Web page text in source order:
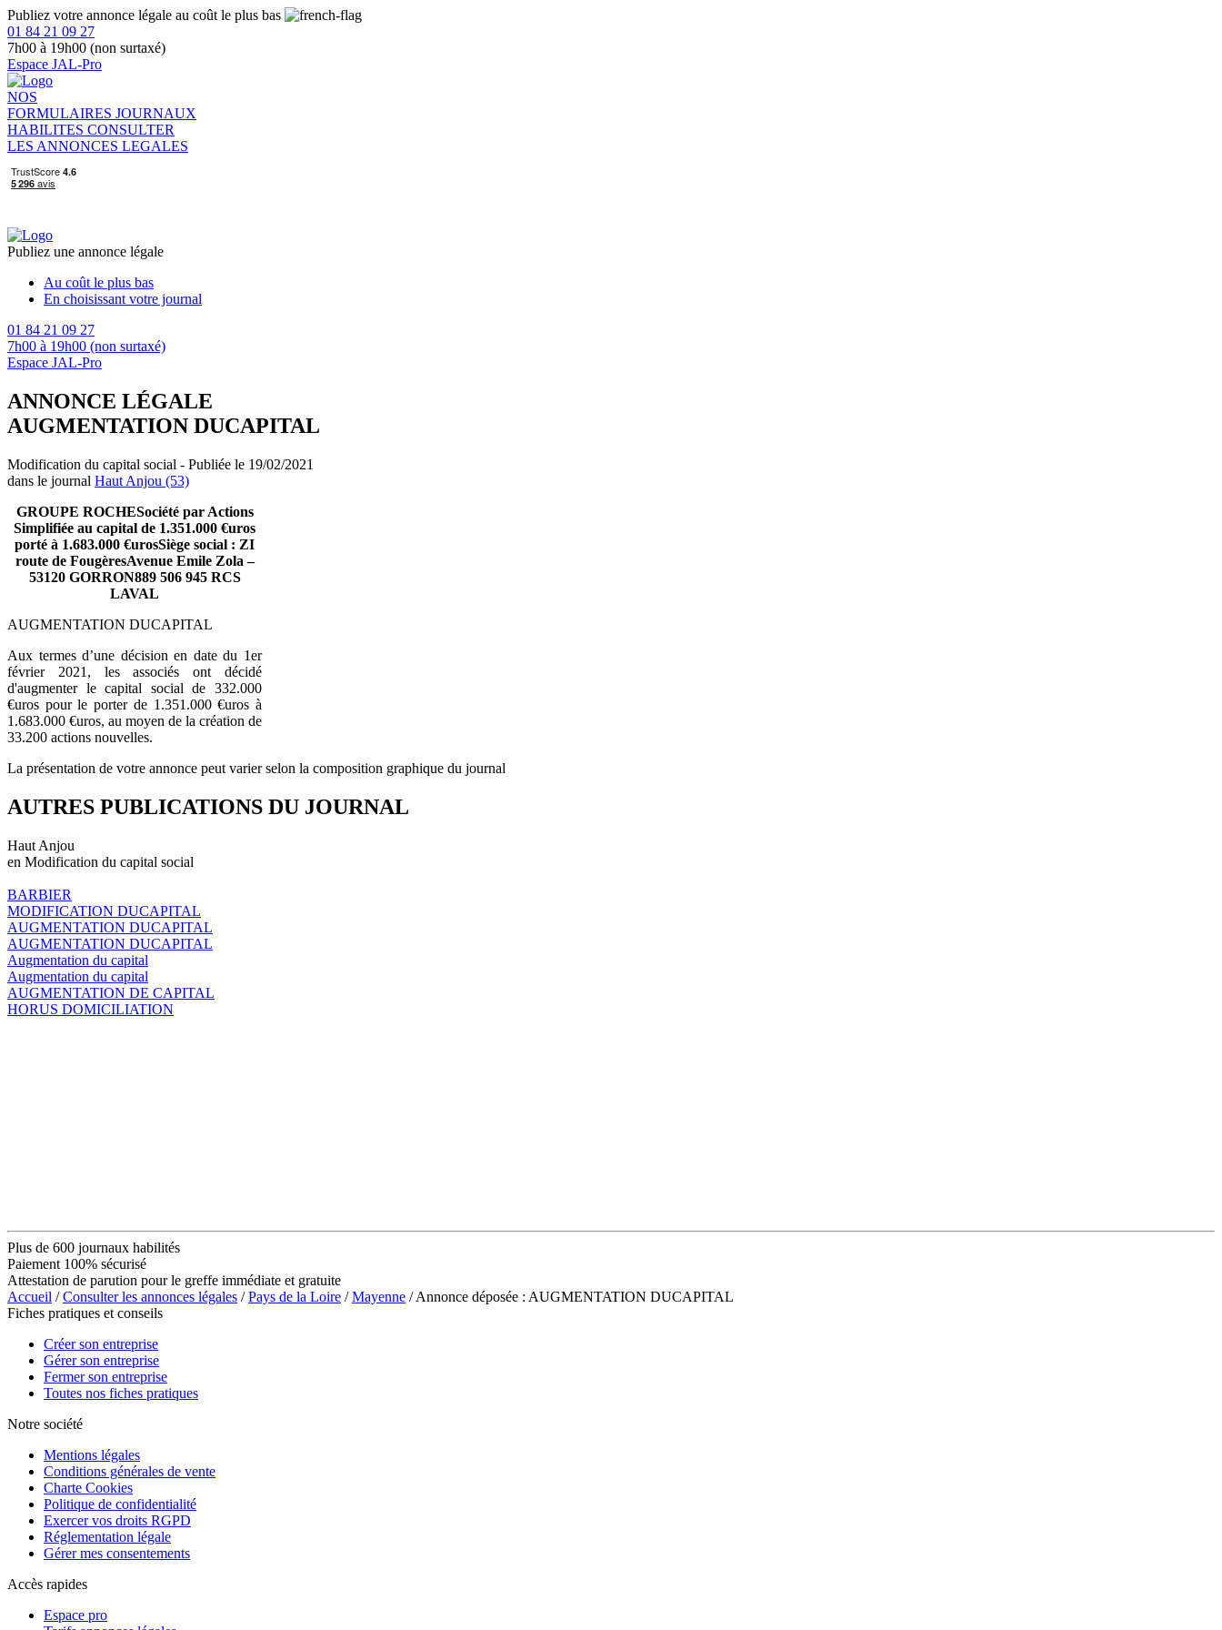
Publiez votre annonce légale au coût le plus bas
01 84 21 09 27
7h00 à 19h00 (non surtaxé)
Espace JAL-Pro
NOS
FORMULAIRES JOURNAUX
HABILITES CONSULTER
LES ANNONCES LEGALES
Publiez une annonce légale
Au coût le plus bas
En choisissant votre journal
01 84 21 09 27
7h00 à 19h00 (non surtaxé)
Espace JAL-Pro
ANNONCE LÉGALE
AUGMENTATION DUCAPITAL
Modification du capital social - Publiée le 19/02/2021
dans le journal Haut Anjou (53)
GROUPE ROCHESociété par Actions
Simplifiée au capital de 1.351.000 €uros
porté à 1.683.000 €urosSiège social : ZI
route de FougèresAvenue Emile Zola –
53120 GORRON889 506 945 RCS
LAVAL
AUGMENTATION DUCAPITAL
Aux termes d’une décision en date du 1er
février 2021, les associés ont décidé
d'augmenter le capital social de 332.000
€uros pour le porter de 1.351.000 €uros à
1.683.000 €uros, au moyen de la création de
33.200 actions nouvelles.
La présentation de votre annonce peut varier selon la composition graphique du journal
AUTRES PUBLICATIONS DU JOURNAL
Haut Anjou
en Modification du capital social
BARBIER
MODIFICATION DUCAPITAL
AUGMENTATION DUCAPITAL
AUGMENTATION DUCAPITAL
Augmentation du capital
Augmentation du capital
AUGMENTATION DE CAPITAL
HORUS DOMICILIATION
Plus de 600 journaux habilités
Paiement 100% sécurisé
Attestation de parution pour le greffe immédiate et gratuite
Accueil /Consulter les annonces légales /Pays de la Loire /Mayenne / Annonce déposée : AUGMENTATION DUCAPITAL
Fiches pratiques et conseils
Créer son entreprise
Gérer son entreprise
Fermer son entreprise
Toutes nos fiches pratiques
Notre société
Mentions légales
Conditions générales de vente
Charte Cookies
Politique de confidentialité
Exercer vos droits RGPD
Réglementation légale
Gérer mes consentements
Accès rapides
Espace pro